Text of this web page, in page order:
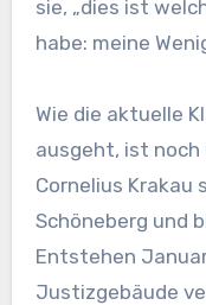
sie, „dies ist
habe: meine
Wie die aktuelle
ausgeht, ist
Cornelius Krakau
Schöneberg und
Entstehen
Justizgebäude